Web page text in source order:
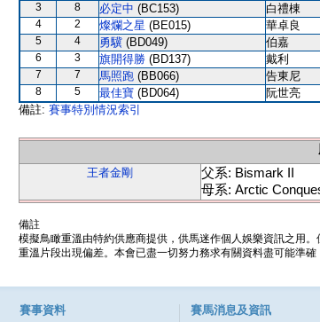
3
8 必定中 (BC153) 白禮棟
4
2 燦爛之星 (BE015) 華卓良
5
4 勇驥 (BD049) 伯嘉
6
3 旗開得勝 (BD137) 戴利
7
7 馬照跑 (BB066) 告東尼
8
5 最佳寶 (BD064) 阮世亮
備註: 賽事特別情況索引
王者金剛
父系: Bismark II
母系: Arctic
備註
模擬鳥瞰重溫由特約供應商提供，供馬迷作個人娛樂資訊之用
重溫片段出現偏差。本會已盡一切努力務求有關資料盡可能準
賽事資料 賽馬消息及資訊